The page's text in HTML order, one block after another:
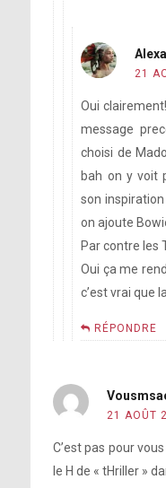
21
Oui
message
choisi de
bah on y voit
son
on ajoute
Par contre les
Oui ça me
c’est vrai que
RÉPONDRE
21 AOÛT
C’est pas pour
le H de « tHriller »